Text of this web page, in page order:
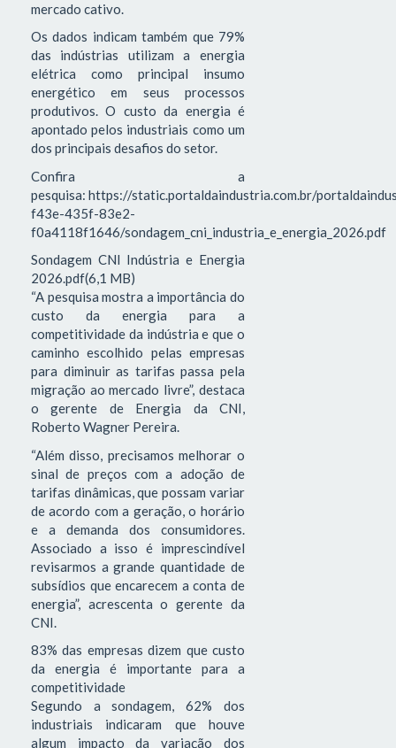
mercado cativo.
Os dados indicam também que 79%
das indústrias utilizam a energia
elétrica como principal insumo
energético em seus processos
produtivos. O custo da energia é
apontado pelos industriais como um
dos principais desafios do setor.
Confira a
pesquisa: https://static.portaldaindustria.com.br/
f43e-435f-83e2-
f0a4118f1646/sondagem_cni_industria_e_energia_2026.pdf
Sondagem CNI Indústria e Energia
2026.pdf(6,1 MB)
“A pesquisa mostra a importância do
custo da energia para a
competitividade da indústria e que o
caminho escolhido pelas empresas
para diminuir as tarifas passa pela
migração ao mercado livre”, destaca
o gerente de Energia da CNI,
Roberto Wagner Pereira.
“Além disso, precisamos melhorar o
sinal de preços com a adoção de
tarifas dinâmicas, que possam variar
de acordo com a geração, o horário
e a demanda dos consumidores.
Associado a isso é imprescindível
revisarmos a grande quantidade de
subsídios que encarecem a conta de
energia”, acrescenta o gerente da
CNI.
83% das empresas dizem que custo
da energia é importante para a
competitividade
Segundo a sondagem, 62% dos
industriais indicaram que houve
algum impacto da variação dos